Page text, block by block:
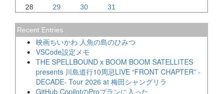
28
29 30 31
Recent Entries
映画ちいかわ 人魚の島のひみつ
VSCode設定メモ
THE SPELLBOUND x BOOM BOOM SATELLITES
presents 川島道行10周忌LIVE “FRONT CHAPTER” -
DECADE- Tour 2026 at 梅田シャングリラ
GitHub CopilotのProプランに入った